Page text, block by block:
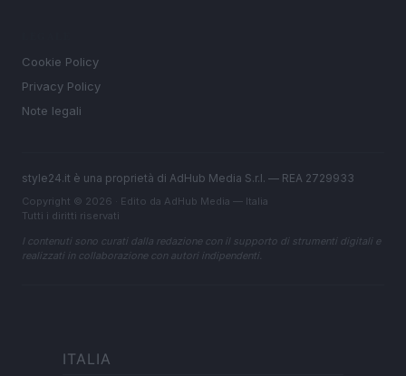
Cookie Policy
Privacy Policy
Note legali
style24.it è una proprietà di AdHub Media S.r.l. — REA 2729933
Copyright © 2026 · Edito da AdHub Media — Italia
Tutti i diritti riservati
I contenuti sono curati dalla redazione con il supporto di strumenti digitali e
realizzati in collaborazione con autori indipendenti.
ITALIA